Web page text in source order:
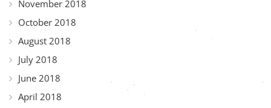
November 2018
October 2018
August 2018
July 2018
June 2018
April 2018